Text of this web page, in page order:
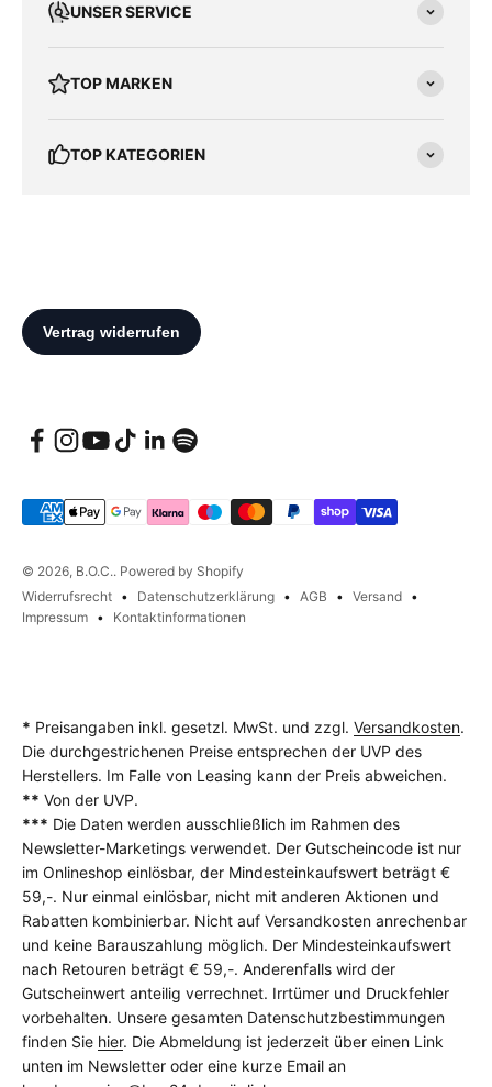
UNSER SERVICE
TOP MARKEN
TOP KATEGORIEN
© 2026, B.O.C.. Powered by Shopify
Widerrufsrecht
Datenschutzerklärung AGB
Versand
Impressum
Kontaktinformationen
* Preisangaben inkl. gesetzl. MwSt. und zzgl. Versandkosten.
Die durchgestrichenen Preise entsprechen der UVP des
Herstellers. Im Falle von Leasing kann der Preis abweichen.
** Von der UVP.
*** Die Daten werden ausschließlich im Rahmen des
Newsletter-Marketings verwendet. Der Gutscheincode ist nur
im Onlineshop einlösbar, der Mindesteinkaufswert beträgt €
59,-. Nur einmal einlösbar, nicht mit anderen Aktionen und
Rabatten kombinierbar. Nicht auf Versandkosten anrechenbar
und keine Barauszahlung möglich. Der Mindesteinkaufswert
nach Retouren beträgt € 59,-. Anderenfalls wird der
Gutscheinwert anteilig verrechnet. Irrtümer und Druckfehler
vorbehalten. Unsere gesamten Datenschutzbestimmungen
finden Sie hier. Die Abmeldung ist jederzeit über einen Link
unten im Newsletter oder eine kurze Email an